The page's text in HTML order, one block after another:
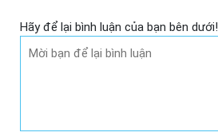
Hãy để lại bình luận của bạn bên dưới!